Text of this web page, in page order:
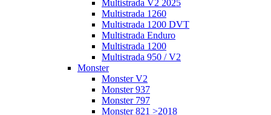
Multistrada V2 2025
Multistrada 1260
Multistrada 1200 DVT
Multistrada Enduro
Multistrada 1200
Multistrada 950 / V2
Monster
Monster V2
Monster 937
Monster 797
Monster 821 >2018